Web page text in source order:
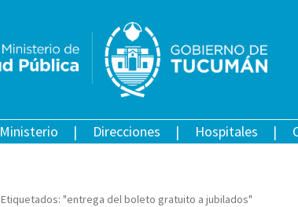
Ministerio Direcciones Hospitales
Etiquetados: "entrega del boleto gratuito a jubilados"